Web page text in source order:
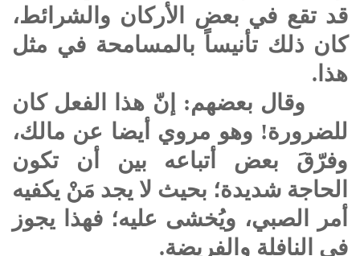
قد تقع في بعض الأركان والشرائط،
كان ذلك تأنيساً بالمسامحة في مثل
هذا.
وقال بعضهم: إنّ هذا الفعل كان
للضرورة! وهو مروي أيضا عن مالك،
وفرّقَ بعض أتباعه بين أن تكون
الحاجة شديدة؛ بحيث لا يجد مَنْ يكفيه
أمر الصبي، ويُخشى عليه؛ فهذا يجوز
في النافلة والفريضة.